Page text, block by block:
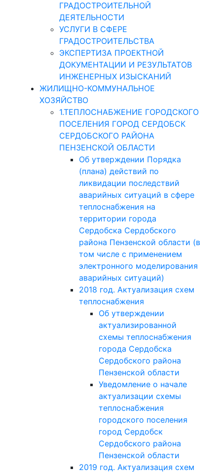
ГРАДОСТРОИТЕЛЬНОЙ
ДЕЯТЕЛЬНОСТИ
УСЛУГИ В СФЕРЕ
ГРАДОСТРОИТЕЛЬСТВА
ЭКСПЕРТИЗА ПРОЕКТНОЙ
ДОКУМЕНТАЦИИ И РЕЗУЛЬТАТОВ
ИНЖЕНЕРНЫХ ИЗЫСКАНИЙ
ЖИЛИЩНО-КОММУНАЛЬНОЕ
ХОЗЯЙСТВО
1.ТЕПЛОСНАБЖЕНИЕ ГОРОДСКОГО
ПОСЕЛЕНИЯ ГОРОД СЕРДОБСК
СЕРДОБСКОГО РАЙОНА
ПЕНЗЕНСКОЙ ОБЛАСТИ
Об утверждении Порядка
(плана) действий по
ликвидации последствий
аварийных ситуаций в сфере
теплоснабжения на
территории города
Сердобска Сердобского
района Пензенской области (в
том числе с применением
электронного моделирования
аварийных ситуаций)
2018 год. Актуализация схем
теплоснабжения
Об утверждении
актуализированной
схемы теплоснабжения
города Сердобска
Сердобского района
Пензенской области
Уведомление о начале
актуализации схемы
теплоснабжения
городского поселения
город Сердобск
Сердобского района
Пензенской области
2019 год. Актуализация схем